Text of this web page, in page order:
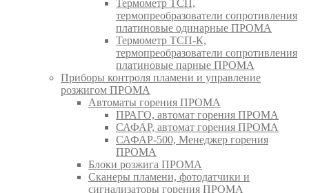
Термометр ТСП,
термопреобразователи сопротивления
платиновые одинарные ПРОМА
Термометр ТСП-К,
термопреобразователи сопротивления
платиновые парные ПРОМА
Приборы контроля пламени и управление
розжигом ПРОМА
Автоматы горения ПРОМА
ПРАГО, автомат горения ПРОМА
САФАР, автомат горения ПРОМА
САФАР-500, Менеджер горения
ПРОМА
Блоки розжига ПРОМА
Сканеры пламени, фотодатчики и
сигнализаторы горения ПРОМА